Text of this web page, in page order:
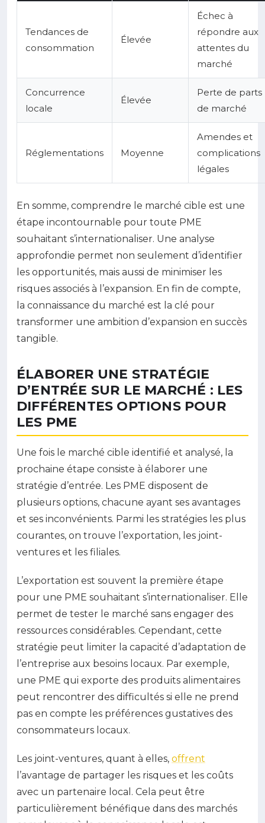
Tendances de
consommation
Élevée
Échec à
répondre aux
attentes du
marché
Concurrence
locale
Élevée
Perte de parts
de marché
Réglementations Moyenne
Amendes et
complications
légales
En somme, comprendre le marché cible est une
étape incontournable pour toute PME
souhaitant s’internationaliser. Une analyse
approfondie permet non seulement d’identifier
les opportunités, mais aussi de minimiser les
risques associés à l’expansion. En fin de compte,
la connaissance du marché est la clé pour
transformer une ambition d’expansion en succès
tangible.
ÉLABORER UNE STRATÉGIE
D’ENTRÉE SUR LE MARCHÉ : LES
DIFFÉRENTES OPTIONS POUR
LES PME
Une fois le marché cible identifié et analysé, la
prochaine étape consiste à élaborer une
stratégie d’entrée. Les PME disposent de
plusieurs options, chacune ayant ses avantages
et ses inconvénients. Parmi les stratégies les plus
courantes, on trouve l’exportation, les joint-
ventures et les filiales.
L’exportation est souvent la première étape
pour une PME souhaitant s’internationaliser. Elle
permet de tester le marché sans engager des
ressources considérables. Cependant, cette
stratégie peut limiter la capacité d’adaptation de
l’entreprise aux besoins locaux. Par exemple,
une PME qui exporte des produits alimentaires
peut rencontrer des difficultés si elle ne prend
pas en compte les préférences gustatives des
consommateurs locaux.
Les joint-ventures, quant à elles, offrent
l’avantage de partager les risques et les coûts
avec un partenaire local. Cela peut être
particulièrement bénéfique dans des marchés